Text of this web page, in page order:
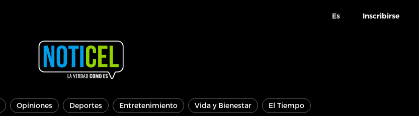
Es Inscribirse
Opiniones Deportes Entretenimiento Vida y Bienestar El Tiempo